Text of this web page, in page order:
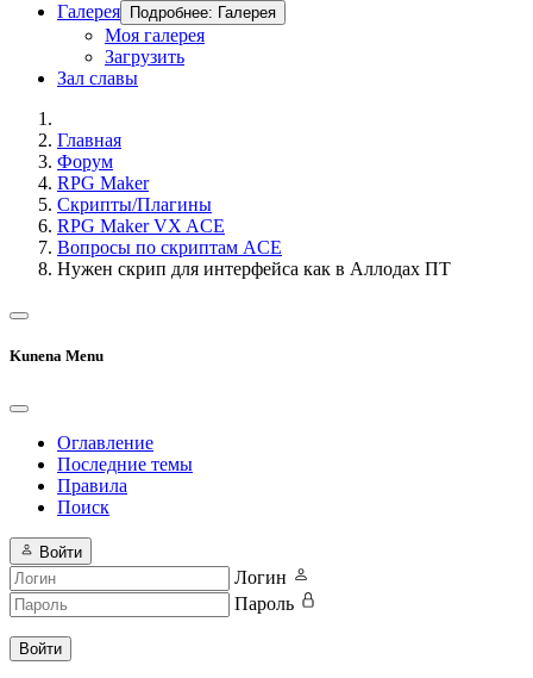
Галерея
Подробнее: Галерея
Моя галерея
Загрузить
Зал славы
Главная
Форум
RPG Maker
Скрипты/Плагины
RPG Maker VX ACE
Вопросы по скриптам ACE
Нужен скрип для интерфейса как в Аллодах ПТ
Kunena Menu
Оглавление
Последние темы
Правила
Поиск
Войти
Логин
Пароль
Войти